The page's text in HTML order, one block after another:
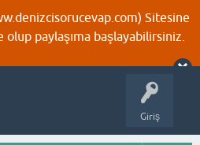
Sitesine
paylaşıma başlayabilirsiniz.
Giriş